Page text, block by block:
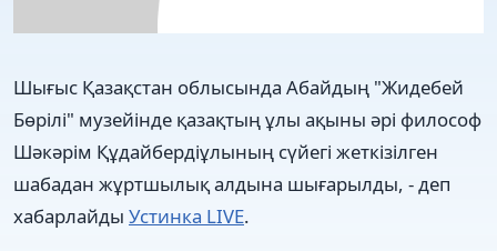
Шығыс Қазақстан облысында Абайдың "Жидебей
Бөрілі" музейінде қазақтың ұлы ақыны әрі философ
Шәкәрім Құдайбердіұлының сүйегі жеткізілген
шабадан жұртшылық алдына шығарылды, - деп
хабарлайды Устинка LIVE.